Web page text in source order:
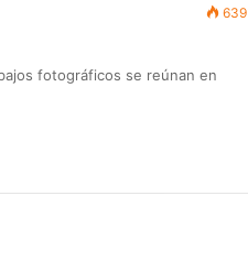
639
fotográficos se reúnan en